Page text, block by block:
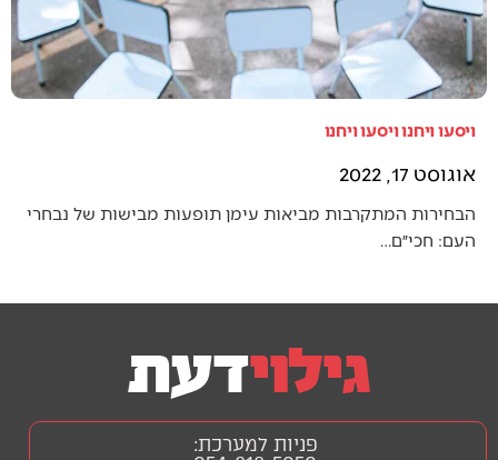
ויסעו ויחנו ויסעו ויחנו
אוגוסט 17, 2022
הבחירות המתקרבות מביאות עימן תופעות מבישות של נבחרי
העם: חכי״ם…
פניות למערכת: